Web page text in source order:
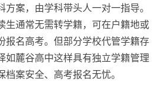
方案，由学科带头人一对一指导。
生通常无需转学籍，可在户籍地或
报名高考。但部分学校代管学籍存
如麓谷高中这样具有独立学籍管理
档案安全、高考报名无忧。